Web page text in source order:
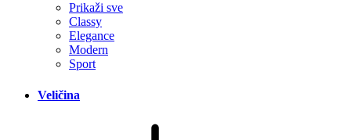
Prikaži sve
Classy
Elegance
Modern
Sport
Veličina